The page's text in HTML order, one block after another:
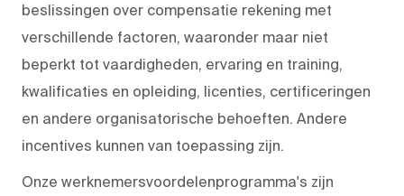
beslissingen over compensatie rekening met
verschillende factoren, waaronder maar niet
beperkt tot vaardigheden, ervaring en training,
kwalificaties en opleiding, licenties, certificeringen
en andere organisatorische behoeften. Andere
incentives kunnen van toepassing zijn.
Onze werknemersvoordelenprogramma's zijn